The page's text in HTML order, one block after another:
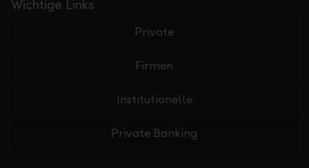
Wichtige Links
Private
Firmen
Institutionelle
Private Banking